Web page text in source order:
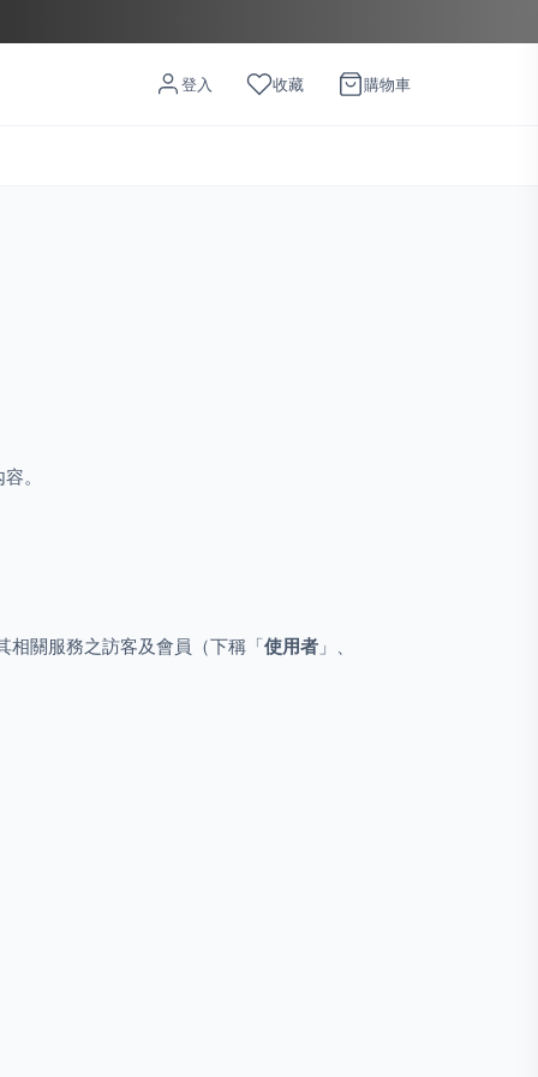
登入 收藏 購物車
。
相關服務之訪客及會員（下稱「使用者 」、